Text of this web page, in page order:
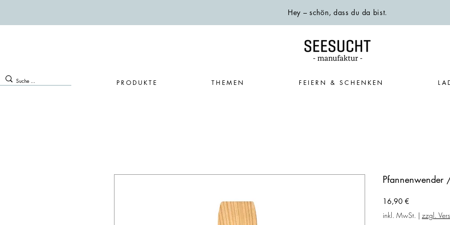
Hey – schön, dass du da bist.
PRODUKTE THEMEN FEIERN & SCHENKEN
Pfannenwender
16,90 €
inkl. MwSt. | zzgl.